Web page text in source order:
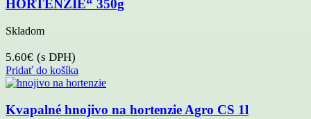
HORTENZIE“ 350g
Skladom
5.60€ (s DPH)
Pridať do košíka
Kvapalné hnojivo na hortenzie Agro CS 1l